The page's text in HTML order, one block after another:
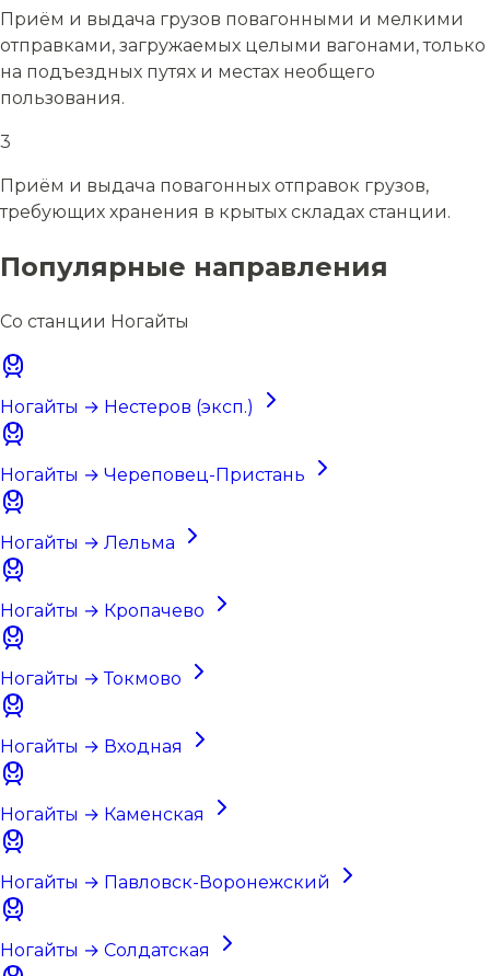
Приём и выдача грузов повагонными и мелкими
отправками, загружаемых целыми вагонами, только
на подъездных путях и местах необщего
пользования.
3
Приём и выдача повагонных отправок грузов,
требующих хранения в крытых складах станции.
Популярные направления
Со станции Ногайты
Ногайты → Нестеров (эксп.)
Ногайты → Череповец-Пристань
Ногайты → Лельма
Ногайты → Кропачево
Ногайты → Токмово
Ногайты → Входная
Ногайты → Каменская
Ногайты → Павловск-Воронежский
Ногайты → Солдатская